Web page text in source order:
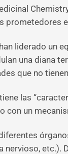
prometedores
liderado un
una diana
que no
las
con un
etc.).